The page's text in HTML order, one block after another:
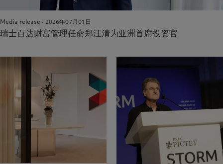
Media release · 2026年07月01日
瑞士百达财富管理任命郑汪清为亚洲首席投资官